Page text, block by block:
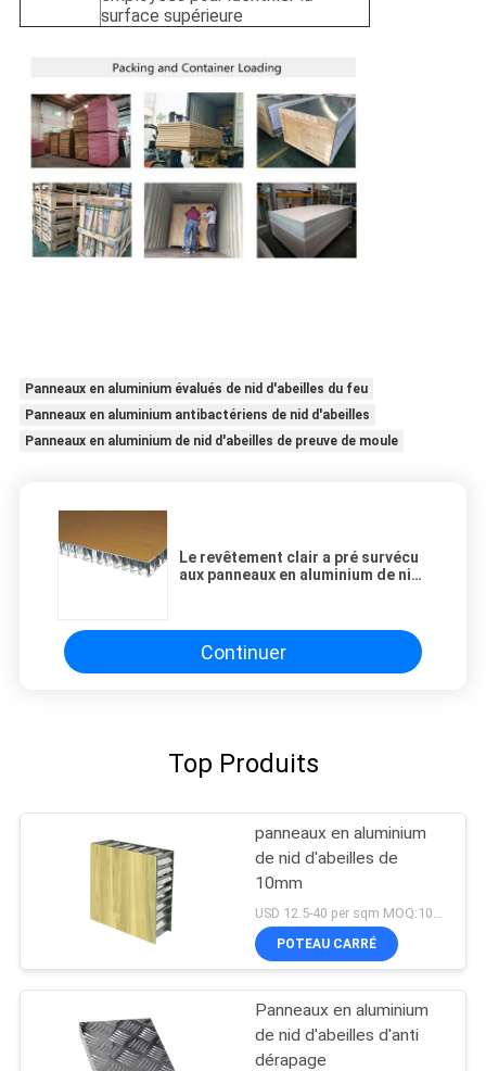
surface supérieure
Panneaux en aluminium évalués de nid d'abeilles du feu
Panneaux en aluminium antibactériens de nid d'abeilles
Panneaux en aluminium de nid d'abeilles de preuve de moule
Le revêtement clair a pré survécu
aux panneaux en aluminium de nid
Continuer
Top Produits
panneaux en aluminium
de nid d'abeilles de
10mm
POTEAU CARRÉ
Panneaux en aluminium
de nid d'abeilles d'anti
dérapage